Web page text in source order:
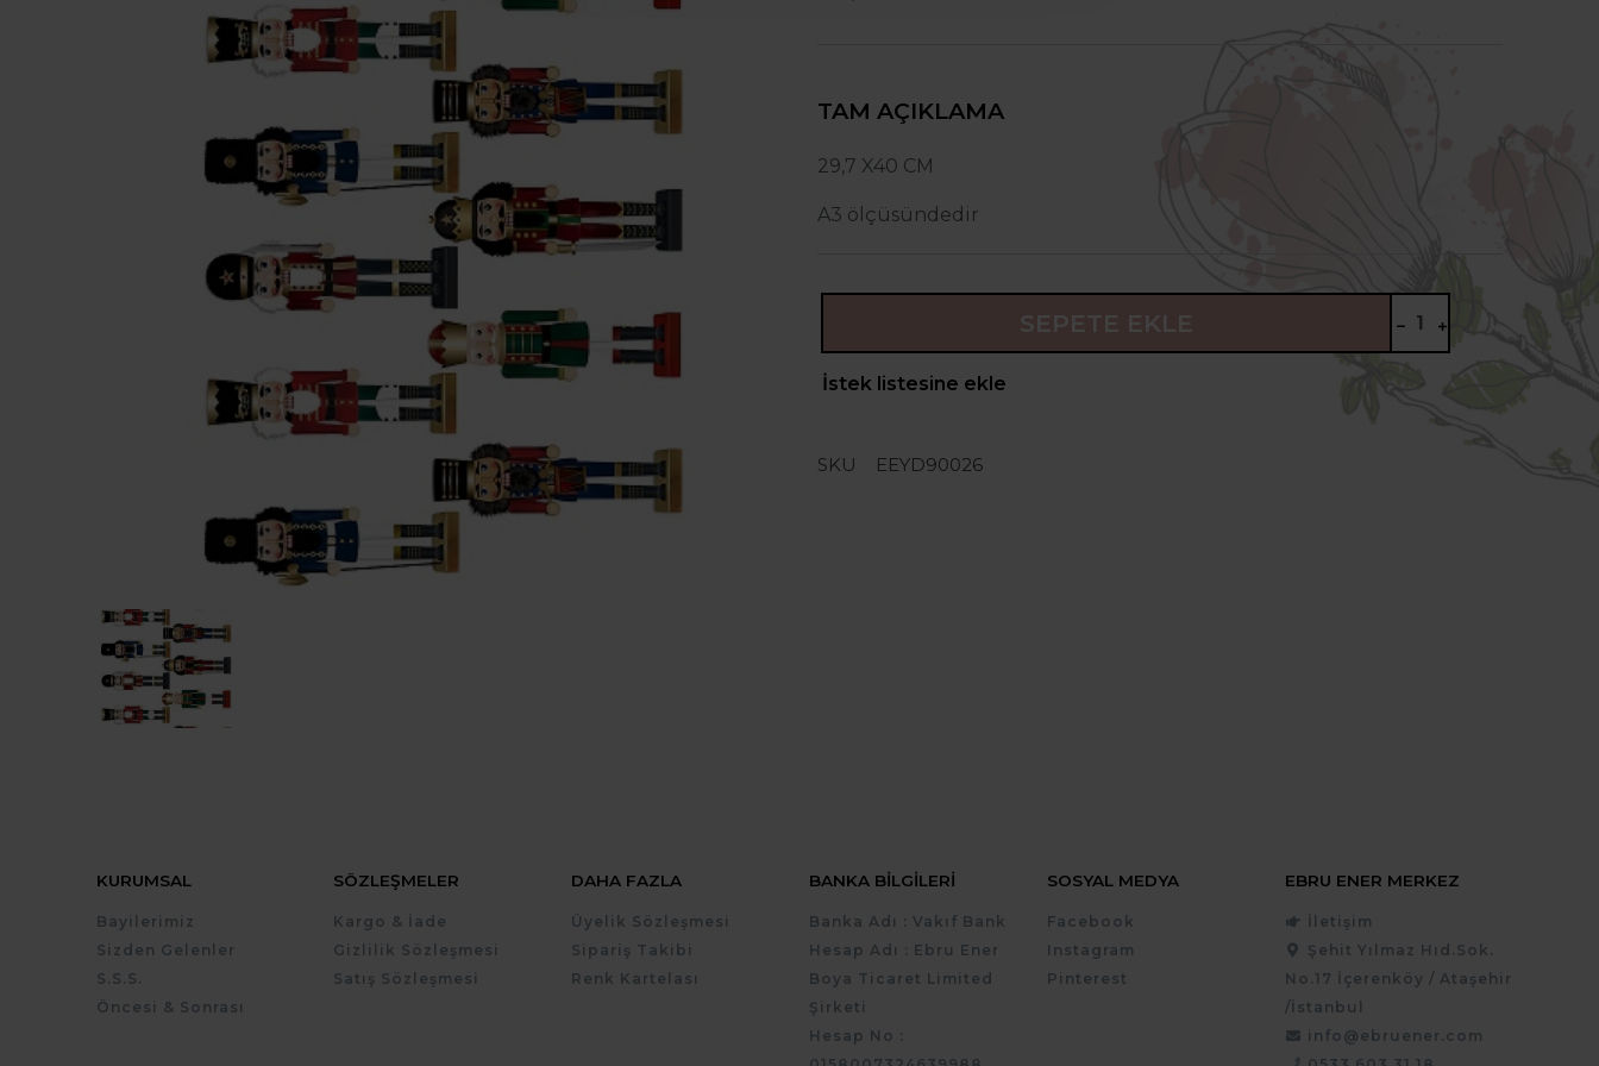
TAM AÇIKLAMA
29,7 X40 CM
A3 ölçüsündedir
İstek listesine ekle
SKU EEYD90026
KURUMSAL
Bayilerimiz
Sizden Gelenler
S.S.S.
Öncesi & Sonrası
SÖZLEŞMELER
Kargo & İade
Gizlilik Sözleşmesi
Satış Sözleşmesi
DAHA FAZLA
Üyelik Sözleşmesi
Sipariş Takibi
Renk Kartelası
BANKA BILGILERI
Banka Adı : Vakıf Bank
Hesap Adı : Ebru Ener
Boya Ticaret Limited
Şirketi
Hesap No :
SOSYAL MEDYA
Facebook
Instagram
Pinterest
EBRU ENER MERKEZ
İletişim
Şehit Yılmaz Hıd.Sok.
No.17 İçerenköy / Ataşehir
/İstanbul
info@ebruener.com